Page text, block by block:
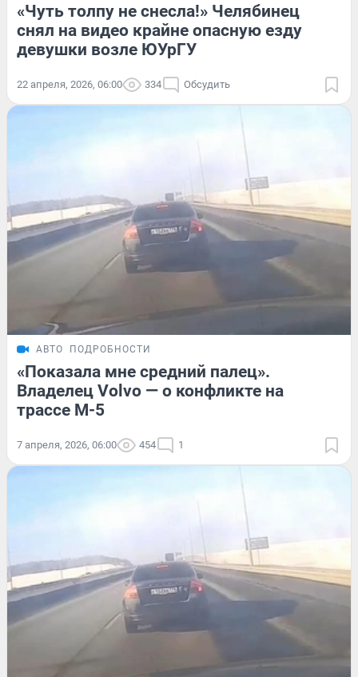
«Чуть толпу не снесла!» Челябинец
снял на видео крайне опасную езду
девушки возле ЮУрГУ
22 апреля, 2026, 06:00 334 Обсудить
АВТО ПОДРОБНОСТИ
«Показала мне средний палец».
Владелец Volvo — о конфликте на
трассе М-5
7 апреля, 2026, 06:00 454 1